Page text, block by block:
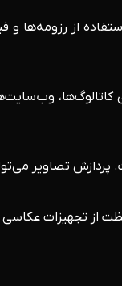
از رزومه‌ها و
کاتالوگ‌ها،
تصاویر
تجهیزات عکاسی